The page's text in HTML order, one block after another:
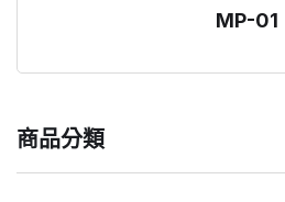
MP-01
商品分類